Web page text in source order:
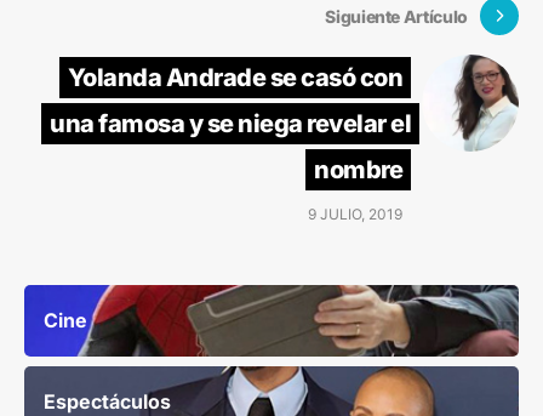
Siguiente Artículo
Yolanda Andrade se casó con
una famosa y se niega revelar el
nombre
9 JULIO, 2019
Cine
Espectáculos